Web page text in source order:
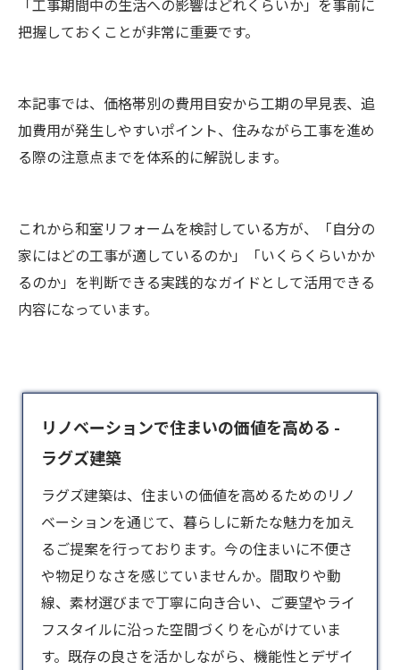
「工事期間中の生活への影響はどれくらいか」を事前に
把握しておくことが非常に重要です。
本記事では、価格帯別の費用目安から工期の早見表、追
加費用が発生しやすいポイント、住みながら工事を進め
る際の注意点までを体系的に解説します。
これから和室リフォームを検討している方が、「自分の
家にはどの工事が適しているのか」「いくらくらいかか
るのか」を判断できる実践的なガイドとして活用できる
内容になっています。
リノベーションで住まいの価値を高める -
ラグズ建築
ラグズ建築は、住まいの価値を高めるためのリノ
ベーションを通じて、暮らしに新たな魅力を加え
るご提案を行っております。今の住まいに不便さ
や物足りなさを感じていませんか。間取りや動
線、素材選びまで丁寧に向き合い、ご要望やライ
フスタイルに沿った空間づくりを心がけていま
す。既存の良さを活かしながら、機能性とデザイ